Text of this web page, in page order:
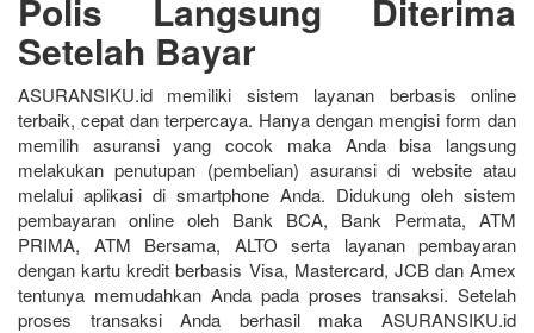
Polis Langsung Diterima
Setelah Bayar
ASURANSIKU.id memiliki sistem layanan berbasis online
terbaik, cepat dan terpercaya. Hanya dengan mengisi form dan
memilih asuransi yang cocok maka Anda bisa langsung
melakukan penutupan (pembelian) asuransi di website atau
melalui aplikasi di smartphone Anda. Didukung oleh sistem
pembayaran online oleh Bank BCA, Bank Permata, ATM
PRIMA, ATM Bersama, ALTO serta layanan pembayaran
dengan kartu kredit berbasis Visa, Mastercard, JCB dan Amex
tentunya memudahkan Anda pada proses transaksi. Setelah
proses transaksi Anda berhasil maka ASURANSIKU.id